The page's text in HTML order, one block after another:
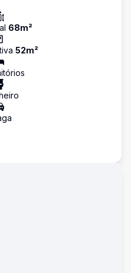
68m²
52m²
s